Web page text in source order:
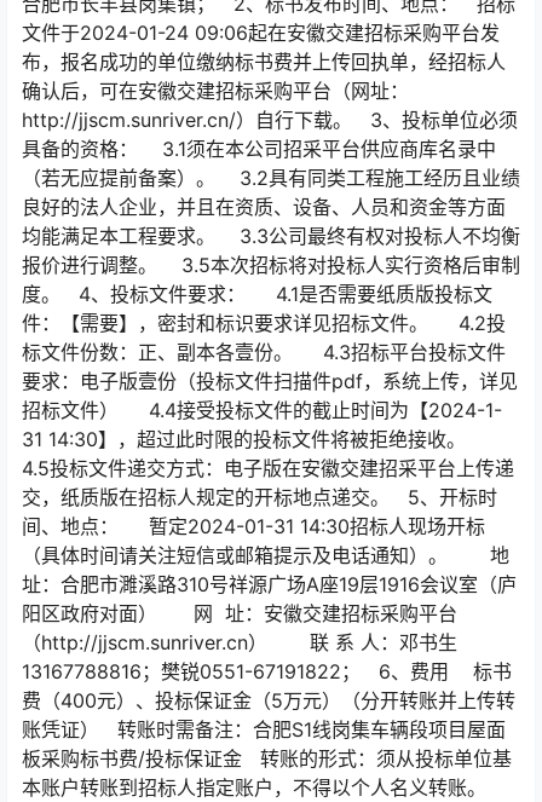
文件于2024-01-24 09:06起在安徽交建招标采购平台发
布，报名成功的单位缴纳标书费并上传回执单，经招标人
确认后，可在安徽交建招标采购平台（网址：
http://jjscm.sunriver.cn/）自行下载。 3、投标单位必须
具备的资格： 3.1须在本公司招采平台供应商库名录中
（若无应提前备案）。 3.2具有同类工程施工经历且业绩
良好的法人企业，并且在资质、设备、人员和资金等方面
均能满足本工程要求。 3.3公司最终有权对投标人不均衡
报价进行调整。 3.5本次招标将对投标人实行资格后审制
度。 4、投标文件要求： 4.1是否需要纸质版投标文
件：【需要】，密封和标识要求详见招标文件。 4.2投
标文件份数：正、副本各壹份。 4.3招标平台投标文件
要求：电子版壹份（投标文件扫描件pdf，系统上传，详见
招标文件） 4.4接受投标文件的截止时间为【2024-1-
31 14:30】，超过此时限的投标文件将被拒绝接收。
4.5投标文件递交方式：电子版在安徽交建招采平台上传递
交，纸质版在招标人规定的开标地点递交。 5、开标时
间、地点： 暂定2024-01-31 14:30招标人现场开标
（具体时间请关注短信或邮箱提示及电话通知）。 地
址：合肥市濉溪路310号祥源广场A座19层1916会议室（庐
阳区政府对面） 网 址：安徽交建招标采购平台
（http://jjscm.sunriver.cn） 联 系 人：邓书生
13167788816；樊锐0551-67191822； 6、费用 标书
费（400元）、投标保证金（5万元）（分开转账并上传转
账凭证） 转账时需备注：合肥S1线岗集车辆段项目屋面
板采购标书费/投标保证金 转账的形式：须从投标单位基
本账户转账到招标人指定账户，不得以个人名义转账。